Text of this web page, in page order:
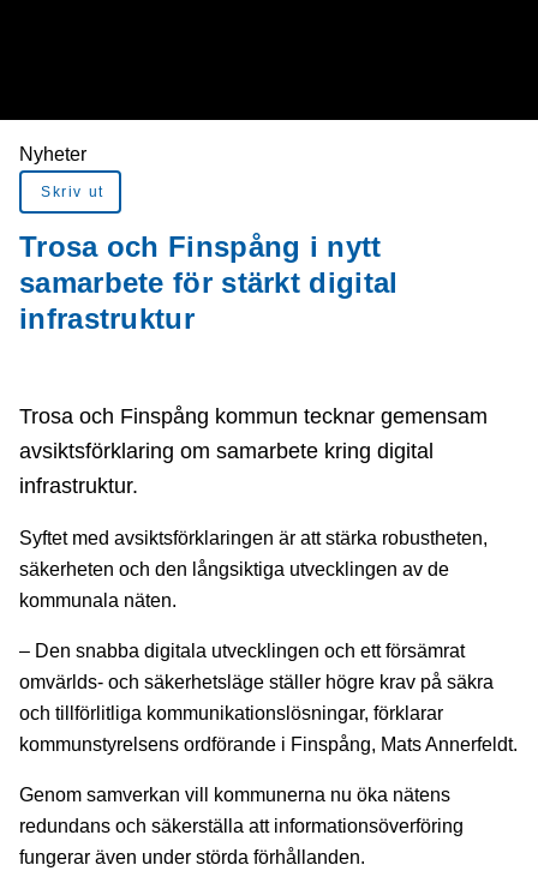
Du är här:
Nyheter
Skriv ut
Trosa och Finspång i nytt
samarbete för stärkt digital
infrastruktur
Trosa och Finspång kommun tecknar gemensam
avsiktsförklaring om samarbete kring digital
infrastruktur.
Syftet med avsiktsförklaringen är att stärka robustheten,
säkerheten och den långsiktiga utvecklingen av de
kommunala näten.
– Den snabba digitala utvecklingen och ett försämrat
omvärlds- och säkerhetsläge ställer högre krav på säkra
och tillförlitliga kommunikationslösningar, förklarar
kommunstyrelsens ordförande i Finspång, Mats Annerfeldt.
Genom samverkan vill kommunerna nu öka nätens
redundans och säkerställa att informationsöverföring
fungerar även under störda förhållanden.